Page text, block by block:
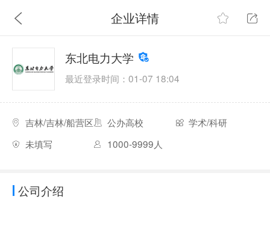
企业详情
东北电力大学
最近登录时间：01-07 18:04
吉林/吉林/船营区 公办高校
学术/科研
未填写
1000-9999人
公司介绍